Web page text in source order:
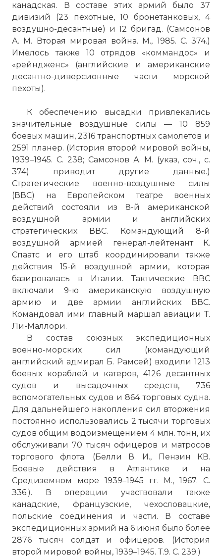
канадская. В составе этих армий было 37
дивизий (23 пехотные, 10 бронетанковых, 4
воздушно-десантные) и 12 бригад. (Самсонов
А. М. Вторая мировая война. М., 1985. С. 374.)
Имелось также 10 отрядов «коммандос» и
«рейндженс» (английские и американские
десантно-диверсионные части морской
пехоты).
К обеспечению высадки привлекались
значительные воздушные силы — 10 859
боевых машин, 2316 транспортных самолетов и
2591 планер. (История второй мировой войны,
1939–1945. С. 238; Самсонов А. М. (указ, соч., с.
374) приводит другие данные.)
Стратегические военно-воздушные силы
(ВВС) на Европейском театре военных
действий состояли из 8-й американской
воздушной армии и английских
стратегических ВВС. Командующий 8-й
воздушной армией генерал-лейтенант К.
Спаатс и его штаб координировали также
действия 15-й воздушной армии, которая
базировалась в Италии. Тактические ВВС
включали 9-ю американскую воздушную
армию и две армии английских ВВС.
Командовал ими главный маршал авиации Т.
Ли-Маллори.
В состав союзных экспедиционных
военно-морских сил (командующий
английский адмирал Б. Рамсей) входили 1213
боевых кораблей и катеров, 4126 десантных
судов и высадочных средств, 736
вспомогательных судов и 864 торговых судна.
Для дальнейшего накопления сил вторжения
постоянно использовались 2 тысячи торговых
судов общим водоизмещением 4 млн. тонн, их
обслуживали 70 тысяч офицеров и матросов
торгового флота. (Белли В. И., Пензин КВ.
Боевые действия в Атлантике и на
Средиземном море 1939–1945 гг. М., 1967. С.
З36.). В операции участвовали также
канадские, французские, чехословацкие,
польские соединения и части. В составе
экспедиционных армий на 6 июня было более
2876 тысяч солдат и офицеров. (История
второй мировой войны, 1939–1945. Т.9. С. 239.)